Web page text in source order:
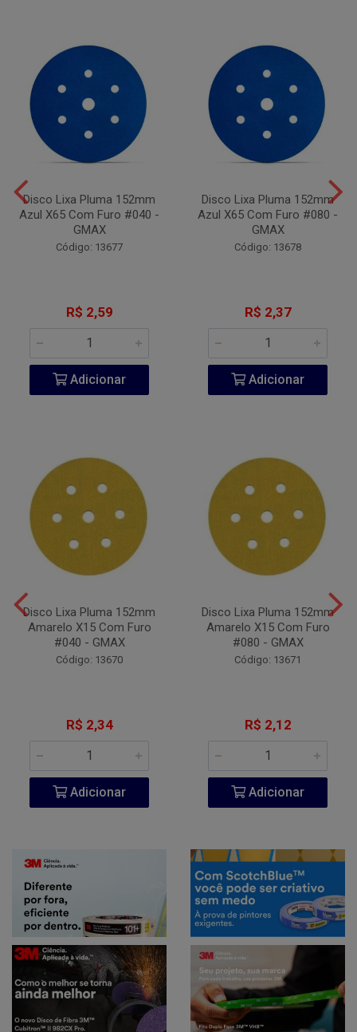
Disco Lixa Pluma 152mm
Azul X65 Com Furo #040 -
GMAX
Código: 13677
R$ 2,59
Adicionar
Disco Lixa Pluma 152mm
Azul X65 Com Furo #080 -
GMAX
Código: 13678
R$ 2,37
Adicionar
Disco Lixa Pluma 152mm
Amarelo X15 Com Furo
#040 - GMAX
Código: 13670
R$ 2,34
Adicionar
Disco Lixa Pluma 152mm
Amarelo X15 Com Furo
#080 - GMAX
Código: 13671
R$ 2,12
Adicionar